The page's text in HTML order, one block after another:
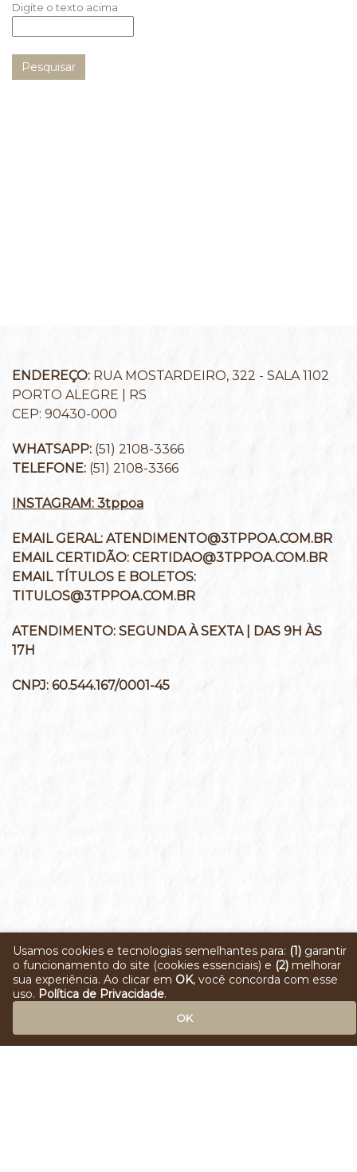
Digite o texto acima
ENDEREÇO: RUA MOSTARDEIRO, 322 - SALA 1102
PORTO ALEGRE | RS
CEP: 90430-000
WHATSAPP: (51) 2108-3366
TELEFONE: (51) 2108-3366
INSTAGRAM: 3tppoa
EMAIL GERAL: ATENDIMENTO@3TPPOA.COM.BR
EMAIL CERTIDÃO: CERTIDAO@3TPPOA.COM.BR
EMAIL TÍTULOS E BOLETOS:
TITULOS@3TPPOA.COM.BR
ATENDIMENTO: SEGUNDA À SEXTA | DAS 9H ÀS
17H
CNPJ: 60.544.167/0001-45
Usamos cookies e tecnologias semelhantes para: (1) garantir
o funcionamento do site (cookies essenciais) e (2) melhorar
sua experiência. Ao clicar em OK, você concorda com esse
uso. Política de Privacidade.
OK